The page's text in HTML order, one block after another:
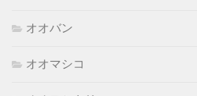
オオバン
オオマシコ